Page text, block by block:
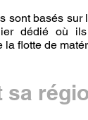
sont basés sur
dédié où ils
la flotte de
sa